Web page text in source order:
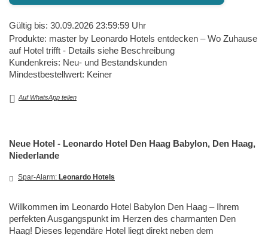
Gültig bis: 30.09.2026 23:59:59 Uhr
Produkte: master by Leonardo Hotels entdecken – Wo Zuhause
auf Hotel trifft - Details siehe Beschreibung
Kundenkreis: Neu- und Bestandskunden
Mindestbestellwert: Keiner
Auf WhatsApp teilen
Neue Hotel - Leonardo Hotel Den Haag Babylon, Den Haag,
Niederlande
Spar-Alarm: Leonardo Hotels
Willkommen im Leonardo Hotel Babylon Den Haag – Ihrem
perfekten Ausgangspunkt im Herzen des charmanten Den
Haag! Dieses legendäre Hotel liegt direkt neben dem